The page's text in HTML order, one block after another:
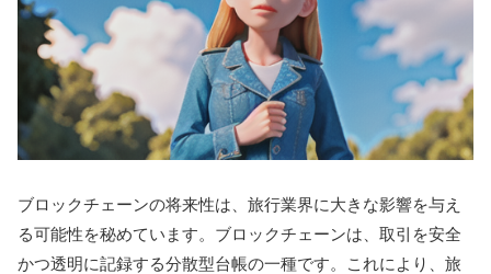
ブロックチェーンの将来性は、旅行業界に大きな影響を与え
る可能性を秘めています。ブロックチェーンは、取引を安全
かつ透明に記録する分散型台帳の一種です。これにより、旅